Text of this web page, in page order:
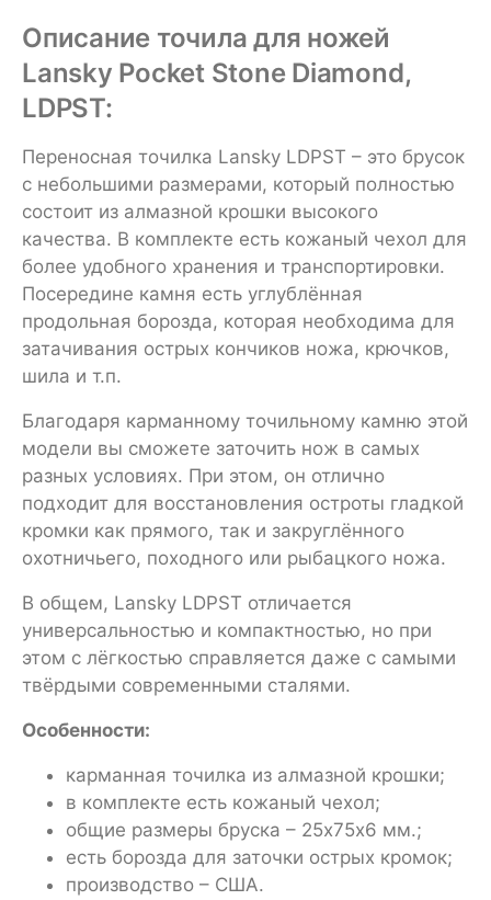
Описание точила для ножей
Lansky Pocket Stone Diamond,
LDPST:
Переносная точилка Lansky LDPST – это брусок
с небольшими размерами, который полностью
состоит из алмазной крошки высокого
качества. В комплекте есть кожаный чехол для
более удобного хранения и транспортировки.
Посередине камня есть углублённая
продольная борозда, которая необходима для
затачивания острых кончиков ножа, крючков,
шила и т.п.
Благодаря карманному точильному камню этой
модели вы сможете заточить нож в самых
разных условиях. При этом, он отлично
подходит для восстановления остроты гладкой
кромки как прямого, так и закруглённого
охотничьего, походного или рыбацкого ножа.
В общем, Lansky LDPST отличается
универсальностью и компактностью, но при
этом с лёгкостью справляется даже с самыми
твёрдыми современными сталями.
Особенности:
карманная точилка из алмазной крошки;
в комплекте есть кожаный чехол;
общие размеры бруска – 25х75х6 мм.;
есть борозда для заточки острых кромок;
производство – США.